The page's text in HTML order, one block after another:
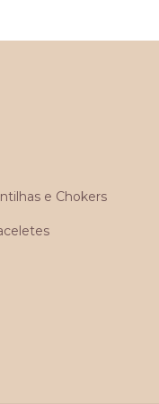
e Chokers